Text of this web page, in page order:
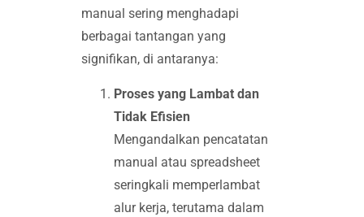
manual sering menghadapi
berbagai tantangan yang
signifikan, di antaranya:
Proses yang Lambat dan
Tidak Efisien
Mengandalkan pencatatan
manual atau spreadsheet
seringkali memperlambat
alur kerja, terutama dalam